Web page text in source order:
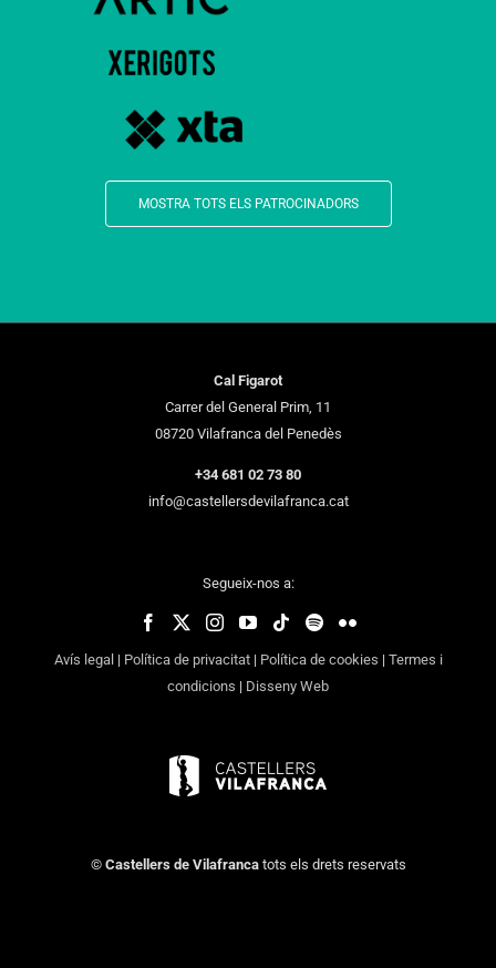
MOSTRA TOTS ELS PATROCINADORS
Cal Figarot
Carrer del General Prim, 11
08720 Vilafranca del Penedès
+34 681 02 73 80
info@castellersdevilafranca.cat
Segueix-nos a:
Avís legal | Política de privacitat| Política de cookies | Termes i
condicions | Disseny Web
© Castellers de Vilafrancatots els drets reservats